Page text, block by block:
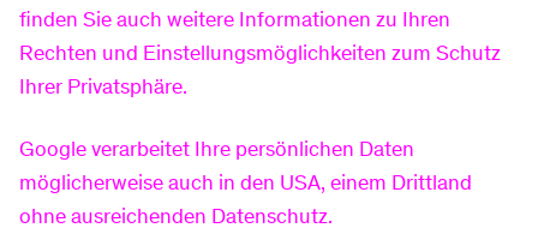
finden Sie auch weitere Informationen zu Ihren
Rechten und Einstellungsmöglichkeiten zum Schutz
Ihrer Privatsphäre.
Google verarbeitet Ihre persönlichen Daten
möglicherweise auch in den USA, einem Drittland
ohne ausreichenden Datenschutz.